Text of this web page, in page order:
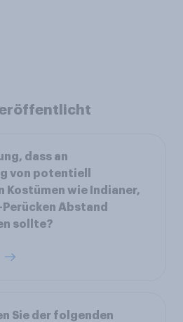
dass an
von potentiell
Kostümen wie Indianer,
Abstand
sollte?
Sie der folgenden